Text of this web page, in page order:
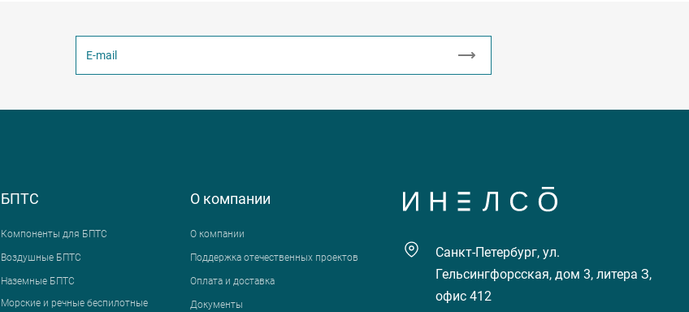
БПТС
Компоненты для БПТС
Воздушные БПТС
Наземные БПТС
Морские и речные беспилотные
О компании
О компании
Поддержка отечественных проектов
Оплата и доставка
Документы
Санкт-Петербург, ул.
Гельсингфорсская, дом 3, литера З,
офис 412